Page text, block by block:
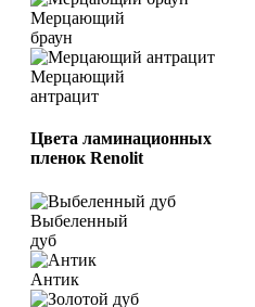
Мерцающий
браун
Мерцающий
антрацит
Цвета ламинационных
пленокRenolit
Выбеленный
дуб
Антик